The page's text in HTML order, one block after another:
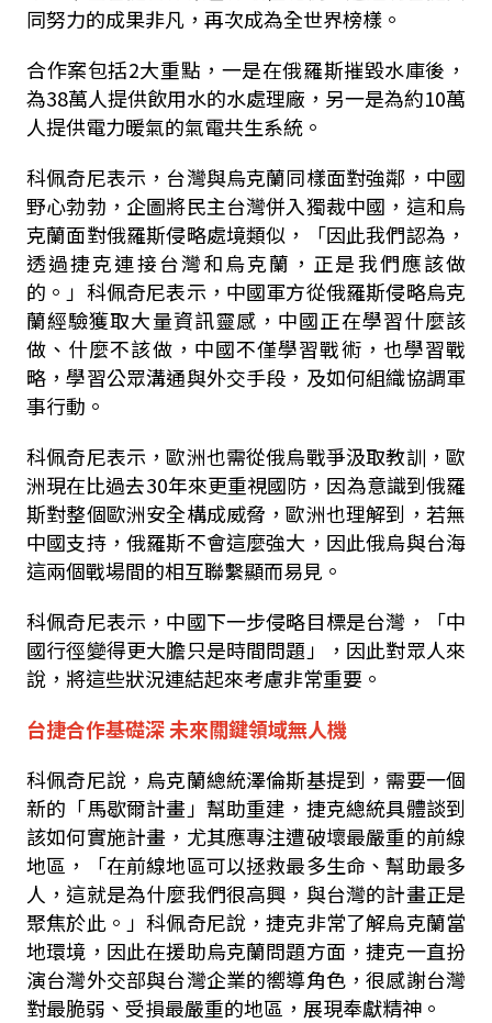
同努力的成果非凡，再次成為全世界榜樣。
合作案包括2大重點，一是在俄羅斯摧毀水庫後，
為38萬人提供飲用水的水處理廠，另一是為約10萬
人提供電力暖氣的氣電共生系統。
科佩奇尼表示，台灣與烏克蘭同樣面對強鄰，中國
野心勃勃，企圖將民主台灣併入獨裁中國，這和烏
克蘭面對俄羅斯侵略處境類似，「因此我們認為，
透過捷克連接台灣和烏克蘭，正是我們應該做
的。」科佩奇尼表示，中國軍方從俄羅斯侵略烏克
蘭經驗獲取大量資訊靈感，中國正在學習什麼該
做、什麼不該做，中國不僅學習戰術，也學習戰
略，學習公眾溝通與外交手段，及如何組織協調軍
事行動。
科佩奇尼表示，歐洲也需從俄烏戰爭汲取教訓，歐
洲現在比過去30年來更重視國防，因為意識到俄羅
斯對整個歐洲安全構成威脅，歐洲也理解到，若無
中國支持，俄羅斯不會這麼強大，因此俄烏與台海
這兩個戰場間的相互聯繫顯而易見。
科佩奇尼表示，中國下一步侵略目標是台灣，「中
國行徑變得更大膽只是時間問題」，因此對眾人來
說，將這些狀況連結起來考慮非常重要。
台捷合作基礎深 未來關鍵領域無人機
科佩奇尼說，烏克蘭總統澤倫斯基提到，需要一個
新的「馬歇爾計畫」幫助重建，捷克總統具體談到
該如何實施計畫，尤其應專注遭破壞最嚴重的前線
地區，「在前線地區可以拯救最多生命、幫助最多
人，這就是為什麼我們很高興，與台灣的計畫正是
聚焦於此。」科佩奇尼說，捷克非常了解烏克蘭當
地環境，因此在援助烏克蘭問題方面，捷克一直扮
演台灣外交部與台灣企業的嚮導角色，很感謝台灣
對最脆弱、受損最嚴重的地區，展現奉獻精神。